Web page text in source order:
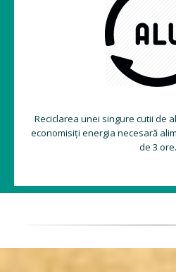
Reciclarea unei singure cutii de
economisiți energia necesară
de 3 ore.